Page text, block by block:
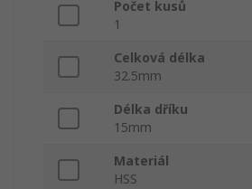
Počet kusů
1
Celková délka
32.5mm
Délka dříku
15mm
Materiál
HSS